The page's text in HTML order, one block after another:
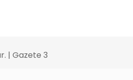
| Gazete 3